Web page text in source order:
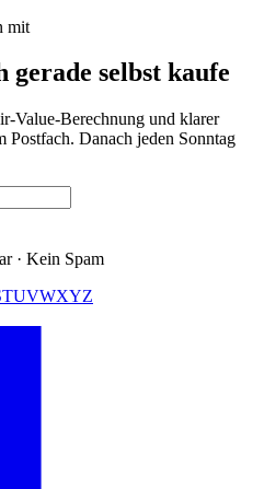
mit
gerade selbst kaufe
Value-Berechnung und klarer
Danach jeden Sonntag
· Kein Spam
TUVWXYZ